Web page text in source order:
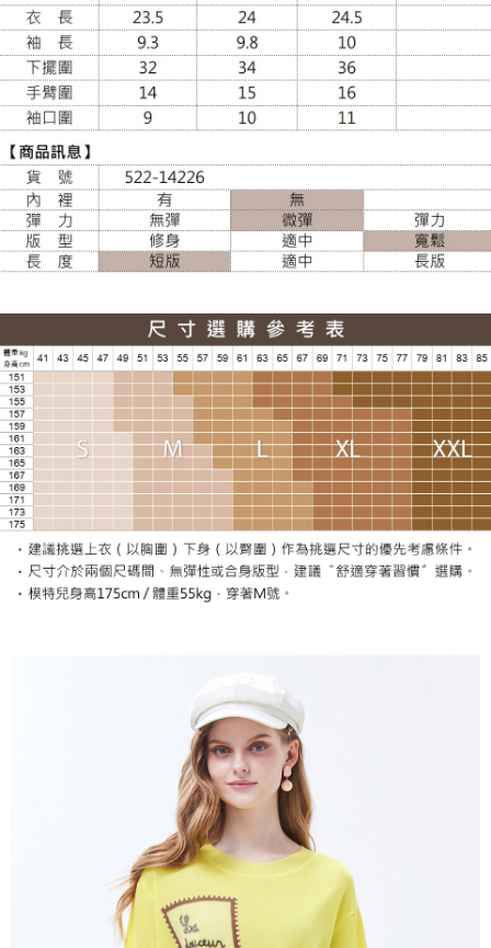
每筆NT$100，滿NT$988(含以上)免運費
貨到付款
每筆NT$120